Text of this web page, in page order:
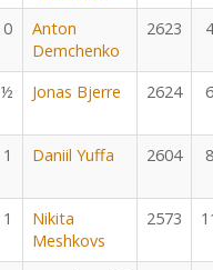
0
Anton
Demchenko
2623 4
½ Jonas Bjerre 2624 6
1 Daniil Yuffa 2604 8
1
Nikita
Meshkovs
2573